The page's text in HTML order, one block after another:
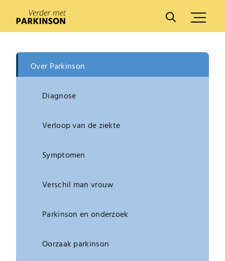
Over Parkinson
Diagnose
Verloop van de ziekte
Symptomen
Verschil man vrouw
Parkinson en onderzoek
Oorzaak parkinson